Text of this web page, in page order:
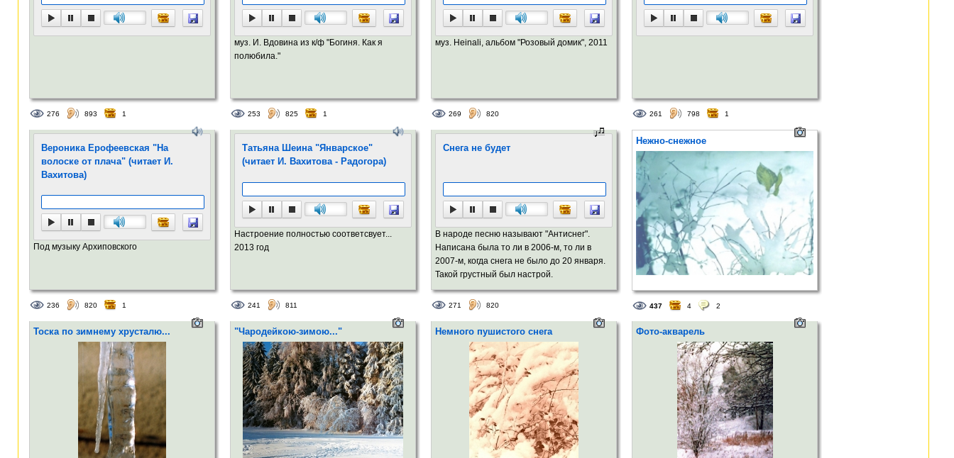
276 893 1
муз. И. Вдовина из к/ф "Богиня. Как я
полюбила."
253 825 1
муз. Heinali, альбом "Розовый домик", 2011
269 820 261 798 1
Вероника Ерофеевская "На
волоске от плача" (читает И.
Вахитова)
Под музыку Архиповского
236 820 1
Татьяна Шеина "Январское"
(читает И. Вахитова - Радогора)
Настроение полностью соответсвует...
2013 год
241 811
Снега не будет
В народе песню называют "Антиснег".
Написана была то ли в 2006-м, то ли в
2007-м, когда снега не было до 20 января.
Такой грустный был настрой.
271 820
Нежно-снежное
437 4 2
Тоска по зимнему хрусталю... "Чародейкою-зимою..." Немного пушистого снега Фото-акварель